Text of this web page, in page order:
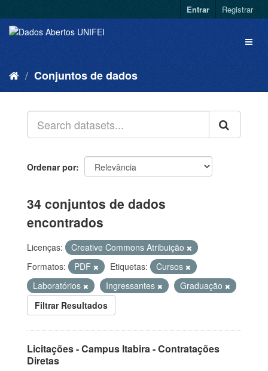
Entrar Registrar
Conjuntos de dados
Ordenar por
34 conjuntos de dados
encontrados
Licenças:
Creative Commons Atribuição
Formatos:
PDF Etiquetas:
Cursos
Laboratórios
Ingressantes
Graduação
Filtrar Resultados
Licitações - Campus Itabira - Contratações
Diretas